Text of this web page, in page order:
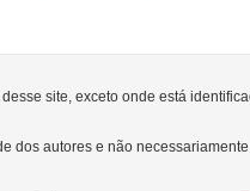
site, exceto onde está
dos autores e não